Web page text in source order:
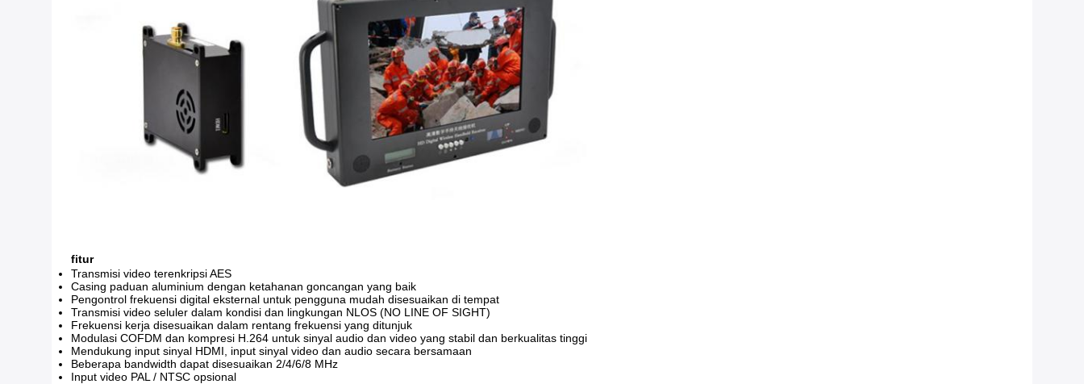
fitur
Transmisi video terenkripsi AES
Casing paduan aluminium dengan ketahanan goncangan yang baik
Pengontrol frekuensi digital eksternal untuk pengguna mudah disesuaikan di tempat
Transmisi video seluler dalam kondisi dan lingkungan NLOS (NO LINE OF SIGHT)
Frekuensi kerja disesuaikan dalam rentang frekuensi yang ditunjuk
Modulasi COFDM dan kompresi H.264 untuk sinyal audio dan video yang stabil dan berkualitas tinggi
Mendukung input sinyal HDMI, input sinyal video dan audio secara bersamaan
Beberapa bandwidth dapat disesuaikan 2/4/6/8 MHz
Input video PAL / NTSC opsional